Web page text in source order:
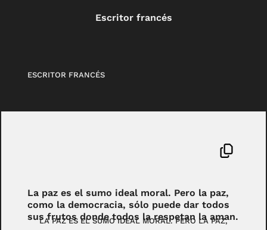
Escritor francés
ESCRITOR FRANCÉS
La paz es el sumo ideal moral. Pero la paz,
como la democracia, sólo puede dar todos
sus frutos donde todos la respetan la aman.
LA PAZ ES EL SUMO IDEAL MORAL. PERO LA PAZ,